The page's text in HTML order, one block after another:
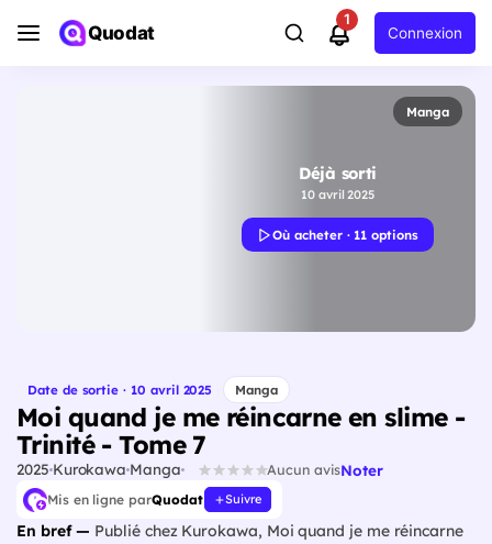
Quodat
1
Connexion
Manga
Déjà sorti
10 avril 2025
Où acheter · 11 options
Date de sortie · 10 avril 2025 Manga
Moi quand je me réincarne en slime -
Trinité - Tome 7
2025 Kurokawa Manga Aucun avisNoter
Mis en ligne parQuodat Suivre
En bref — Publié chez Kurokawa, Moi quand je me réincarne